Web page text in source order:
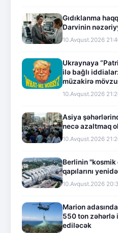
Gıdıklanma
Darvinin
10.Avqust.2026
Ukraynaya
ilə bağlı
müzakirə
10.Avqust.2026
Asiya
necə azaltmaq
10.Avqust.2026
Berlinin "kosmik
qapılarını
10.Avqust.2026
Marion
550 ton zəhərlə
ediləcək